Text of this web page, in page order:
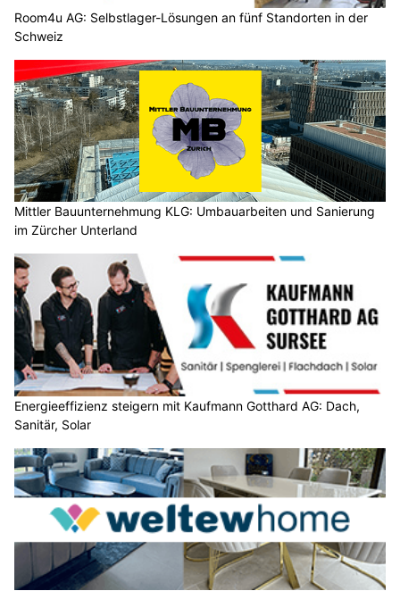
Room4u AG: Selbstlager-Lösungen an fünf Standorten in der
Schweiz
Mittler Bauunternehmung KLG: Umbauarbeiten und Sanierung
im Zürcher Unterland
Energieeffizienz steigern mit Kaufmann Gotthard AG: Dach,
Sanitär, Solar